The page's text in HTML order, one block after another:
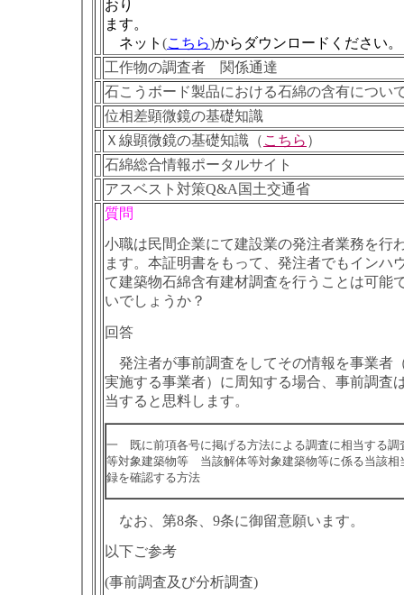
おり
ます。
ネット (こちら)からダウンロードください。
工作物の調査者 関係通達
石こうボード製品における石綿の含有につい
位相差顕微鏡の基礎知識
Ｘ線顕微鏡の基礎知識（ こちら ）
石綿総合情報ポータルサイト
アスベスト対策Q&A国土交通省
質問
小職は民間企業にて建設業の発注者業務を行
ます。本証明書をもって、発注者でもインハ
て建築物石綿含有建材調査を行うことは可能
いでしょうか？
回答
発注者が事前調査をしてその情報を事業者
実施する事業者）に周知する場合、事前調査
当すると思料します。
一 既に前項各号に掲げる方法による調査に相当する調
等対象建築物等 当該解体等対象建築物等に係る当該相
録を確認する方法
なお、第8条、9条に御留意願います。
以下ご参考
(事前調査及び分析調査)